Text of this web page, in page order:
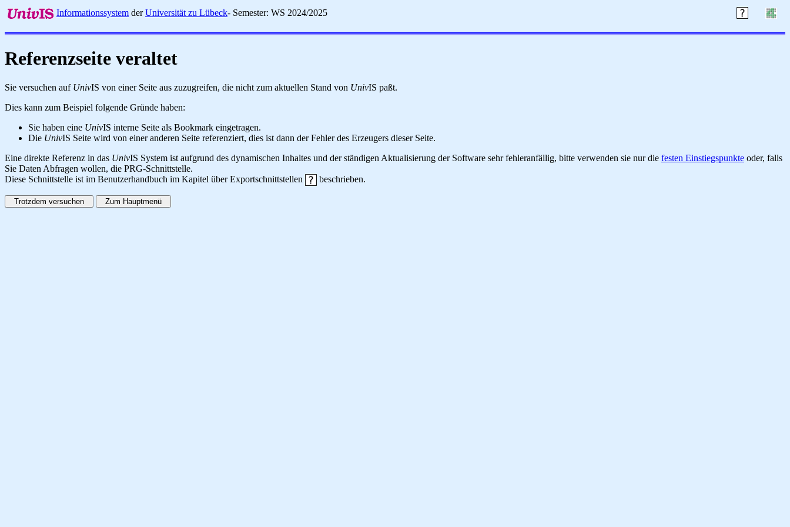
Informationssystem derUniversität zu Lübeck- Semester: WS 2024/2025
Referenzseite veraltet
Sie versuchen auf UnivIS von einer Seite aus zuzugreifen, die nicht zum aktuellen Stand von UnivIS paßt.
Dies kann zum Beispiel folgende Gründe haben:
Sie haben eine UnivIS interne Seite als Bookmark eingetragen.
Die UnivIS Seite wird von einer anderen Seite referenziert, dies ist dann der Fehler des Erzeugers dieser Seite.
Eine direkte Referenz in das UnivIS System ist aufgrund des dynamischen Inhaltes und der ständigen Aktualisierung der Software sehr fehleranfällig, bitte verwenden sie nur die festen Einstiegspunkte oder, falls
Sie Daten Abfragen wollen, die PRG-Schnittstelle.
Diese Schnittstelle ist im Benutzerhandbuch im Kapitel über Exportschnittstellen
beschrieben.